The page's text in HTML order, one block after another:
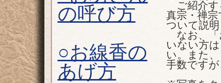
ご紹介す
真宗・禅
ついて説
なお、「
いない方
い。また
手数です
の呼び方
○お線香の
あげ方